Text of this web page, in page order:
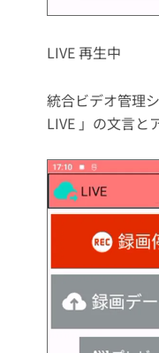
LIVE 再生中
統合ビデオ管理
LIVE 」の文言と